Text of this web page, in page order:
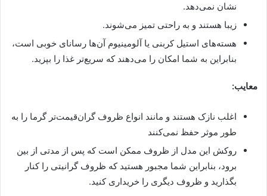
نشان نمی‌دهد.
زیبا هستند و به راحتی تمیز می‌شوند.
هسته‌های استیل کربنی یا آلومینیوم آن‌ها رسانای خوبی است،
بنابراین به شما امکان را می‌دهند که سریع‌تر غذا را بپزید.
معایب:
اغلب نازک هستند و مانند انواع ظروف گران‌قیمت‌تر گرما را به
طور موثر حفظ نمی‌کنند
روکش این مدل از ظروف ممکن است که پس از مدتی از بین
برود، بنابراین شما مجبور هستید که ظروف گرانیتی را کنار
بگذارید و ظروف دیگری را خریداری کنید.